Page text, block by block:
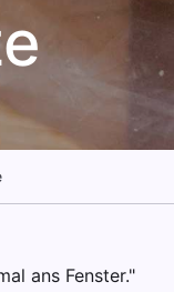
ans Fenster."